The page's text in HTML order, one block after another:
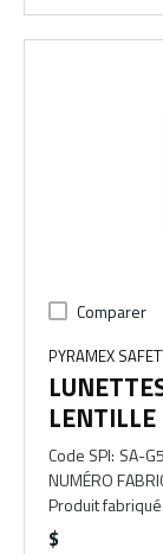
Comparer
PYRAMEX
Code SPI: SA-
NUMÉRO
Produit
$